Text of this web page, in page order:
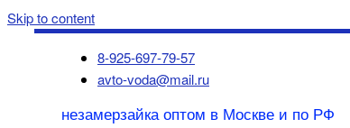
Skip to content
8-925-697-79-57
avto-voda@mail.ru
незамерзайка оптом в Москве и по РФ